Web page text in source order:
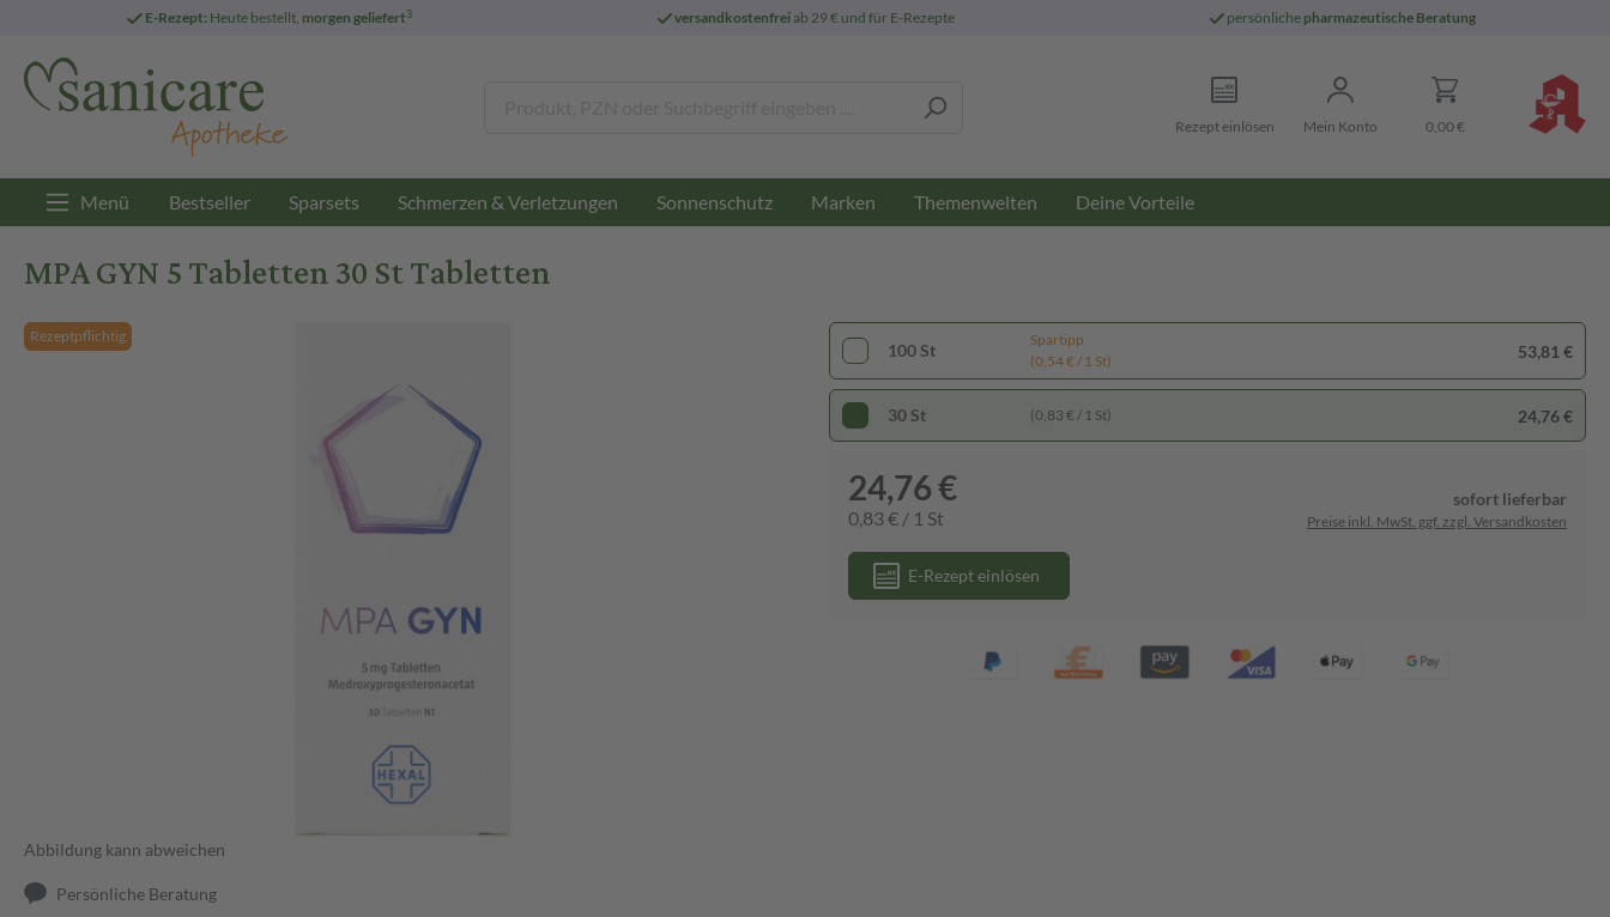
E-Rezept: Heute bestellt, morgen geliefert3 versandkostenfreiab 29 € und für E-Rezepte persönliche pharmazeutische Beratung
Rezept einlösen Mein Konto 0,00 €
Menü Bestseller Sparsets Schmerzen & Verletzungen Sonnenschutz Marken Themenwelten Deine Vorteile
MPA GYN 5 Tabletten 30 St Tabletten
Rezeptpflichtig
Abbildung kann abweichen
Persönliche Beratung
100 St
Spartipp
(0,54 € / 1 St)
53,81 €
30 St (0,83 € / 1 St) 24,76 €
24,76 €
0,83 € / 1 St
sofort lieferbar
Preise inkl. MwSt. ggf. zzgl. Versandkosten
E-Rezept einlösen